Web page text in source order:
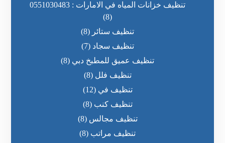
تنظيف خزانات المياه في الامارات : 0551030483
(8)
تنظيف ستائر (8)
تنظيف سجاد (7)
تنظيف عميق للمطبخ دبي (8)
تنظيف فلل (8)
تنظيف في (12)
تنظيف كنب (8)
تنظيف مجالس (8)
تنظيف مراتب (8)